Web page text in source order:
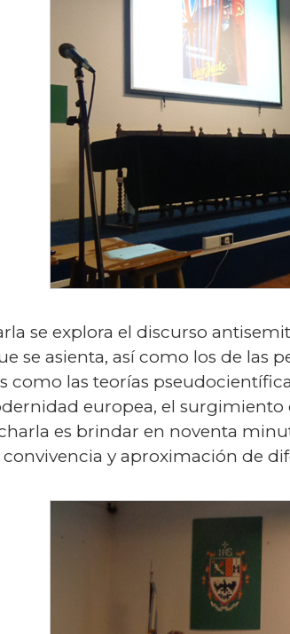
se explora el discurso
se asienta, así como los de las
como las teorías
europea, el surgimiento
es brindar en noventa
y aproximación de